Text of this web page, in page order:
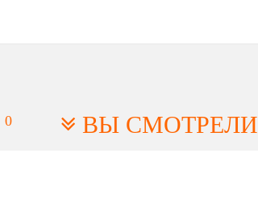
0 ВЫ СМОТРЕЛИ